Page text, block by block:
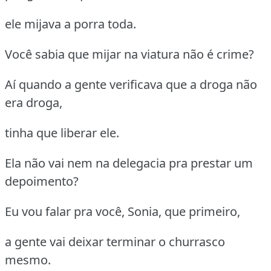
ele mijava a porra toda.
Você sabia que mijar na viatura não é crime?
Aí quando a gente verificava que a droga não
era droga,
tinha que liberar ele.
Ela não vai nem na delegacia pra prestar um
depoimento?
Eu vou falar pra você, Sonia, que primeiro,
a gente vai deixar terminar o churrasco
mesmo.